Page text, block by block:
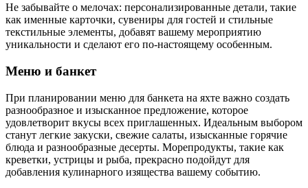
Не забывайте о мелочах: персонализированные детали, такие
как именные карточки, сувениры для гостей и стильные
текстильные элементы, добавят вашему мероприятию
уникальности и сделают его по-настоящему особенным.
Меню и банкет
При планировании меню для банкета на яхте важно создать
разнообразное и изысканное предложение, которое
удовлетворит вкусы всех приглашенных. Идеальным выбором
станут легкие закуски, свежие салаты, изысканные горячие
блюда и разнообразные десерты. Морепродукты, такие как
креветки, устрицы и рыба, прекрасно подойдут для
добавления кулинарного изящества вашему событию.